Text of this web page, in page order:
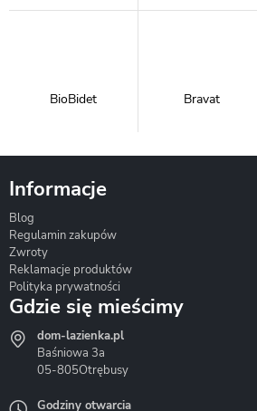
BioBidet Bravat
Hydrostop
Informacje
Blog
Regulamin zakupów
Zwroty
Reklamacje produktów
Polityka prywatności
Gdzie się mieścimy
dom-lazienka.pl
Baśniowa 3a
05-805Otrębusy
Godziny otwarcia